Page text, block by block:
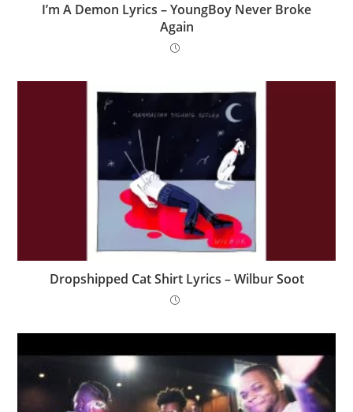
I’m A Demon Lyrics – YoungBoy Never Broke
Again
Dropshipped Cat Shirt Lyrics – Wilbur Soot